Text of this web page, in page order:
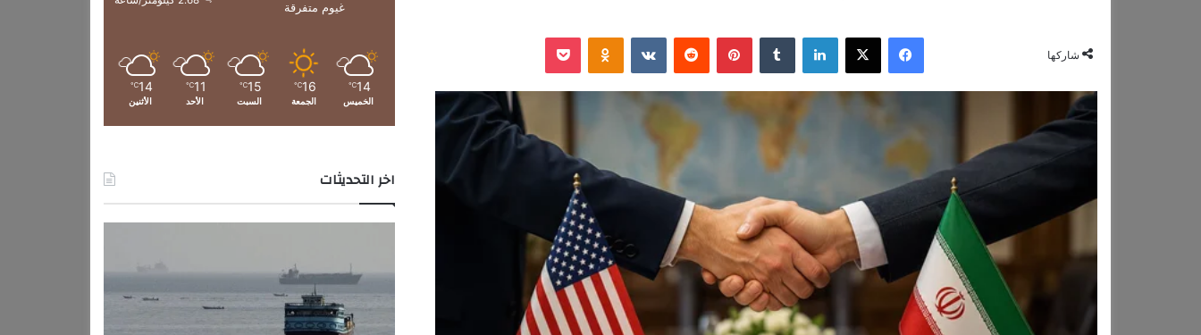
شاركها
فيسبوك ‫X لينكدإن بينتيريست ‏VKontakte
غيوم متفرقة
14
℃
الخميس
16
℃
الجمعة
15
℃
السبت
11
℃
الأحد
14
℃
الأثنين
اخر التحديثات